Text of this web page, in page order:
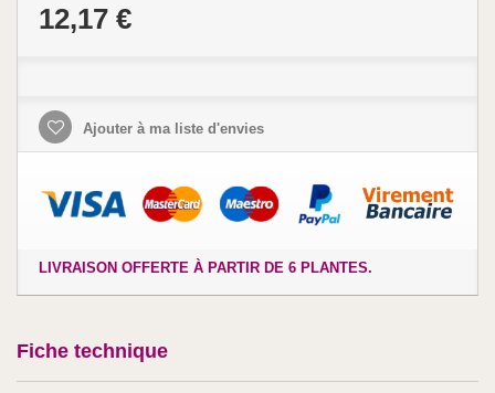
12,17 €
Ajouter à ma liste d'envies
LIVRAISON OFFERTE À PARTIR DE 6 PLANTES.
Fiche technique